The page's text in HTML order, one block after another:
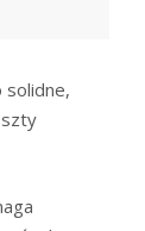
solidne,